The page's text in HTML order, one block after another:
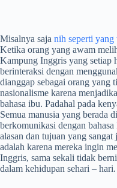
Misalnya saja nih seperti
Ketika orang yang awam
Kampung Inggris yang setiap
berinteraksi dengan
dianggap sebagai orang yang
nasionalisme karena
bahasa ibu. Padahal pada
Semua manusia yang berada
berkomunikasi dengan
alasan dan tujuan yang
adalah karena mereka ingin
Inggris, sama sekali tidak
dalam kehidupan sehari – hari.